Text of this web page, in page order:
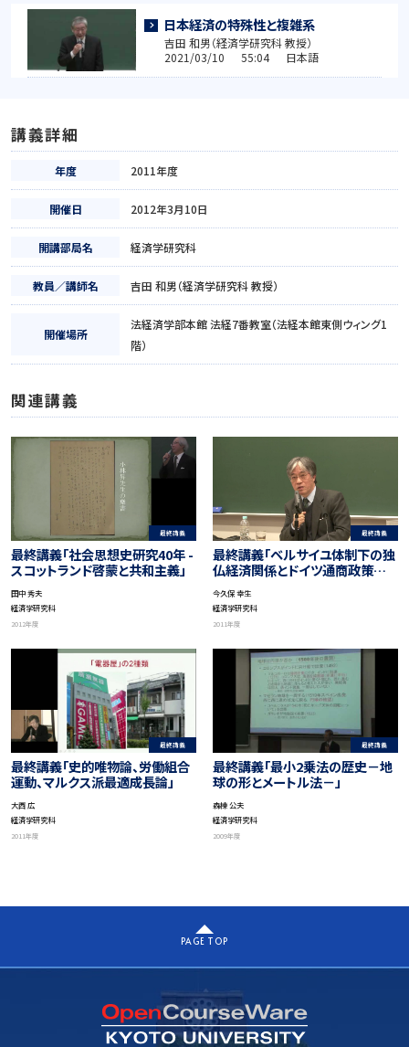
日本経済の特殊性と複雑系
吉田 和男（経済学研究科 教授）
2021/03/10 55:04 日本語
講義詳細
年度 2011年度
開催日 2012年3月10日
開講部局名 経済学研究科
教員／講師名 吉田 和男（経済学研究科 教授）
開催場所
法経済学部本館 法経7番教室（法経本館東側ウィング1
階）
関連講義
最終講義
最終講義「社会思想史研究40年 -
スコットランド啓蒙と共和主義」
田中 秀夫
経済学研究科
2012年度
最終講義
最終講義「ベルサイユ体制下の独
仏経済関係とドイツ通商政策－
現代EU経済・日本経済の把握へ
の意義－」
今久保 幸生
経済学研究科
2011年度
最終講義
最終講義「史的唯物論、労働組合
運動、マルクス派最適成長論」
大西 広
経済学研究科
2011年度
最終講義
最終講義「最小2乗法の歴史－地
球の形とメートル法－」
森棟 公夫
経済学研究科
2009年度
PAGE TOP